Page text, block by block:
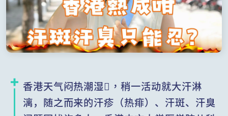
香港天气闷热潮湿️，稍一活动就大汗淋
漓，随之而来的汗疹（热痱）、汗斑、汗臭